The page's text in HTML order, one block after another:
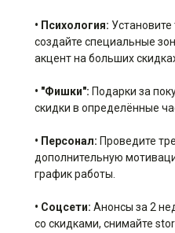
• Психология: Установите
создайте специальные
акцент на больших
• "Фишки": Подарки за
скидки в определённые
• Персонал: Проведите
дополнительную
график работы.
• Соцсети: Анонсы за 2
со скидками, снимайте